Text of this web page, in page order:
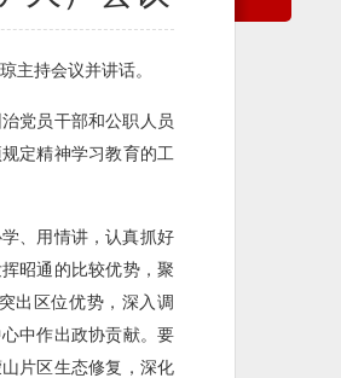
主持会议并讲话。
党员干部和公职人员
定精神学习教育的工
、用情讲，认真抓好
昭通的比较优势，聚
出区位优势，深入调
中作出政协贡献。要
片区生态修复，深化